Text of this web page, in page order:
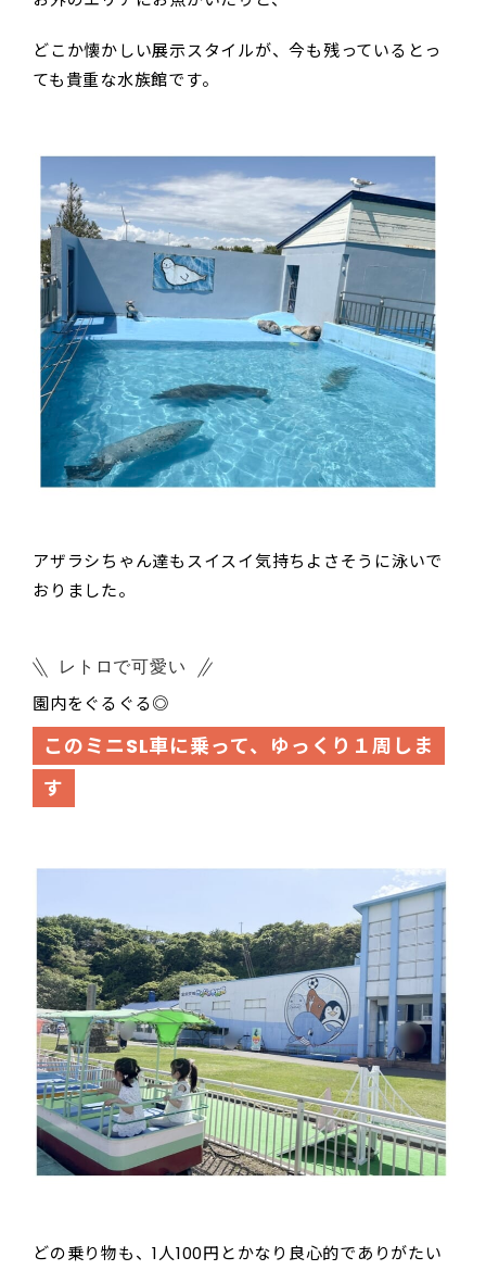
どこか懐かしい展示スタイルが、今も残っているとっ
ても貴重な水族館です。
アザラシちゃん達もスイスイ気持ちよさそうに泳いで
おりました。
レトロで可愛い
園内をぐるぐる◎
このミニSL車に乗って、ゆっくり１周しま
す
どの乗り物も、1人100円とかなり良心的でありがたい